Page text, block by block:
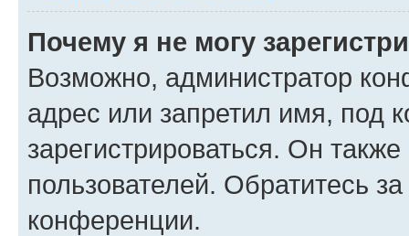
Почему я не могу
Возможно, администратор
адрес или запретил имя, под
зарегистрироваться. Он
пользователей. Обратитесь
конференции.